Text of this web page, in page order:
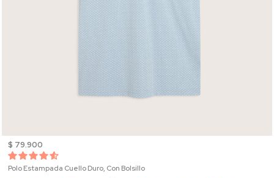
$ 79.900
Polo Estampada Cuello Duro, Con Bolsillo